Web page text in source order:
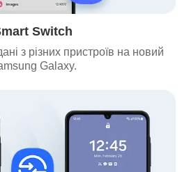
Switch
з різних пристроїв на новий
Galaxy.